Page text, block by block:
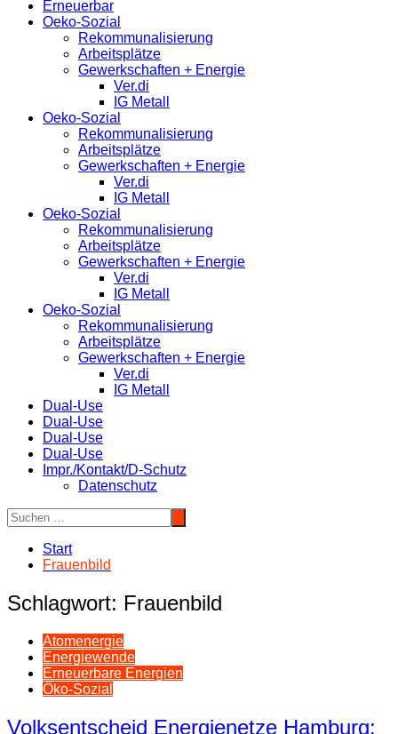
Erneuerbar
Oeko-Sozial
Rekommunalisierung
Arbeitsplätze
Gewerkschaften + Energie
Ver.di
IG Metall
Oeko-Sozial
Rekommunalisierung
Arbeitsplätze
Gewerkschaften + Energie
Ver.di
IG Metall
Oeko-Sozial
Rekommunalisierung
Arbeitsplätze
Gewerkschaften + Energie
Ver.di
IG Metall
Oeko-Sozial
Rekommunalisierung
Arbeitsplätze
Gewerkschaften + Energie
Ver.di
IG Metall
Dual-Use
Dual-Use
Dual-Use
Dual-Use
Impr./Kontakt/D-Schutz
Datenschutz
Start
Frauenbild
Schlagwort: Frauenbild
Atomenergie
Energiewende
Erneuerbare Energien
Öko-Sozial
Volksentscheid Energienetze Hamburg: